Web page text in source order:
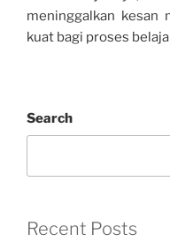
meninggalkan kesan
kuat bagi proses
Search
Recent Posts